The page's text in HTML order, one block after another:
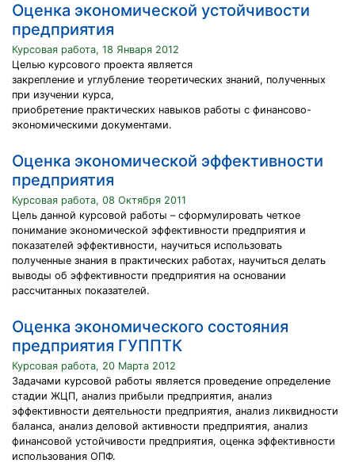
Оценка экономической устойчивости
предприятия
Курсовая работа, 18 Января 2012
Целью курсового проекта является
закрепление и углубление теоретических знаний, полученных
при изучении курса,
приобретение практических навыков работы с финансово-
экономическими документами.
Оценка экономической эффективности
предприятия
Курсовая работа, 08 Октября 2011
Цель данной курсовой работы – сформулировать четкое
понимание экономической эффективности предприятия и
показателей эффективности, научиться использовать
полученные знания в практических работах, научиться делать
выводы об эффективности предприятия на основании
рассчитанных показателей.
Оценка экономического состояния
предприятия ГУППТК
Курсовая работа, 20 Марта 2012
Задачами курсовой работы является проведение определение
стадии ЖЦП, анализ прибыли предприятия, анализ
эффективности деятельности предприятия, анализ ликвидности
баланса, анализ деловой активности предприятия, анализ
финансовой устойчивости предприятия, оценка эффективности
использования ОПФ.